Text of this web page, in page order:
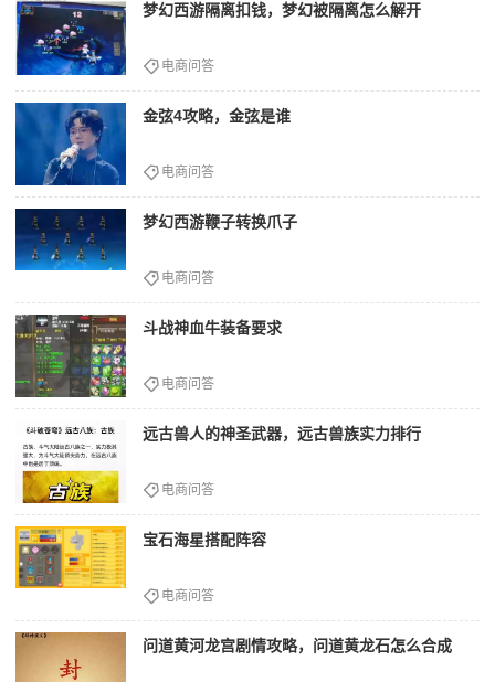
梦幻西游隔离扣钱，梦幻被隔离怎么解开
电商问答
金弦4攻略，金弦是谁
电商问答
梦幻西游鞭子转换爪子
电商问答
斗战神血牛装备要求
电商问答
远古兽人的神圣武器，远古兽族实力排行
电商问答
宝石海星搭配阵容
电商问答
问道黄河龙宫剧情攻略，问道黄龙石怎么合成